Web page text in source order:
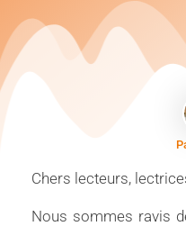
Chers lecteurs,
Nous sommes ravis